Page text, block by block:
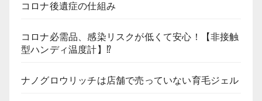
コロナ後遺症の仕組み
コロナ必需品、感染リスクが低くて安心！【非接触
型ハンディ温度計】⁉
ナノグロウリッチは店舗で売っていない育毛ジェル